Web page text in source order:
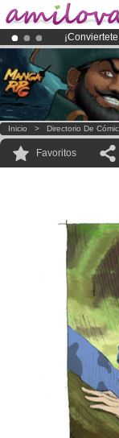
¡El
¡Ya
Inicio > Directorio De
Favoritos